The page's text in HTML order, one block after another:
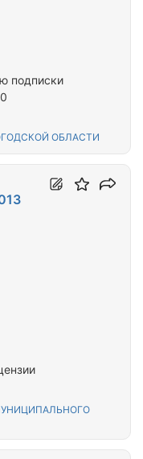
подписки
ОБЛАСТИ